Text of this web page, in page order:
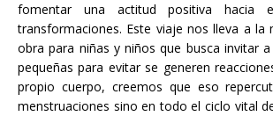
fomentar una actitud positiva hacia
transformaciones. Este viaje nos lleva a la
obra para niñas y niños que busca invitar
pequeñas para evitar se generen
propio cuerpo, creemos que eso
menstruaciones sino en todo el ciclo vital